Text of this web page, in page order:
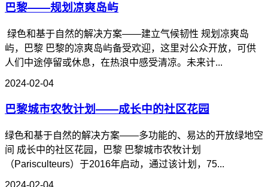
巴黎——规划凉爽岛屿
绿色和基于自然的解决方案——建立气候韧性 规划凉爽岛
屿，巴黎 巴黎的凉爽岛屿备受欢迎，这里对公众开放，可供
人们中途停留或休息，在热浪中感受清凉。未来计...
2024-02-04
巴黎城市农牧计划——成长中的社区花园
绿色和基于自然的解决方案——多功能的、易达的开放绿地空
间 成长中的社区花园，巴黎 巴黎城市农牧计划
（Parisculteurs）于2016年启动，通过该计划，75...